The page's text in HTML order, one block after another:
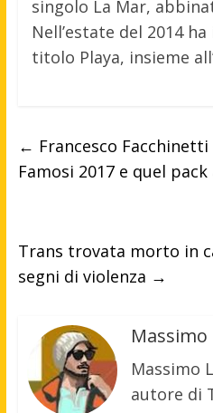
singolo La Mar,
Nell’estate del 2014
titolo Playa, insieme
← Francesco
Famosi 2017 e quel
Trans trovata morto in
segni di violenza →
Massimo
autore di